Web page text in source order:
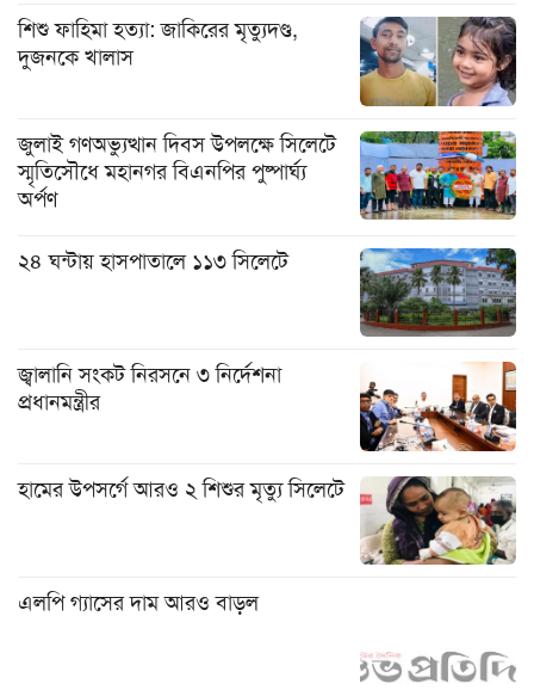
শিশু ফাহিমা হত্যা: জাকিরের মৃত্যুদণ্ড,
দুজনকে খালাস
জুলাই গণঅভ্যুত্থান দিবস উপলক্ষে সিলেটে
স্মৃতিসৌধে মহানগর বিএনপির পুষ্পার্ঘ্য
অর্পণ
২৪ ঘন্টায় হাসপাতালে ১১৩ সিলেটে
জ্বালানি সংকট নিরসনে ৩ নির্দেশনা
প্রধানমন্ত্রীর
হামের উপসর্গে আরও ২ শিশুর মৃত্যু সিলেটে
এলপি গ্যাসের দাম আরও বাড়ল